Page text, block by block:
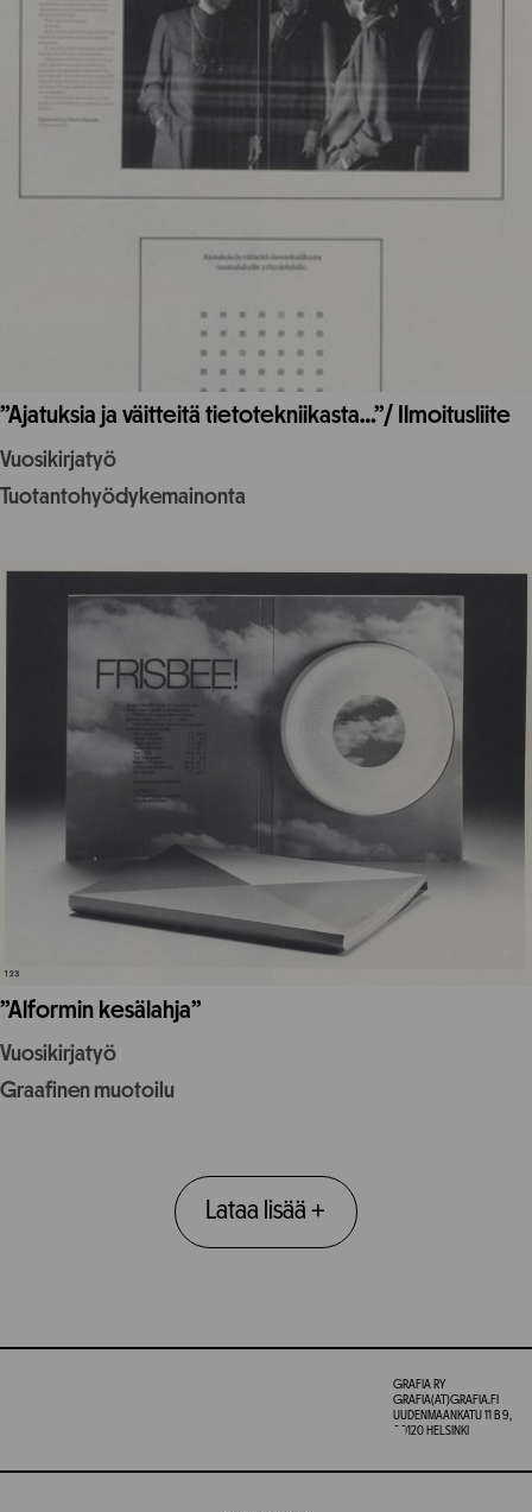
”Ajatuksia ja väitteitä tietotekniikasta…”/ Ilmoitusliite
Vuosikirjatyö
Tuotantohyödykemainonta
”Alformin kesälahja”
Vuosikirjatyö
Graafinen muotoilu
Lataa lisää+
GRAFIA RY
GRAFIA(AT)GRAFIA.FI
UUDENMAANKATU 11 B 9,
00120 HELSINKI